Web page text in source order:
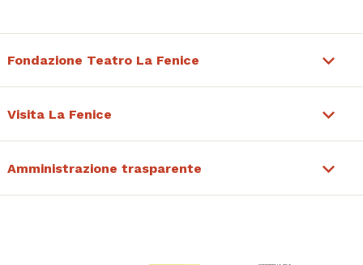
Fondazione Teatro La Fenice
Visita La Fenice
Amministrazione trasparente